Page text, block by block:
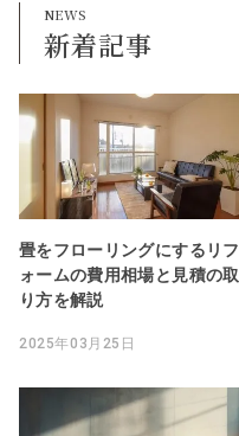
新着記事
畳をフローリングにするリフ
ォームの費用相場と見積の取
り方を解説
2025年03月25日